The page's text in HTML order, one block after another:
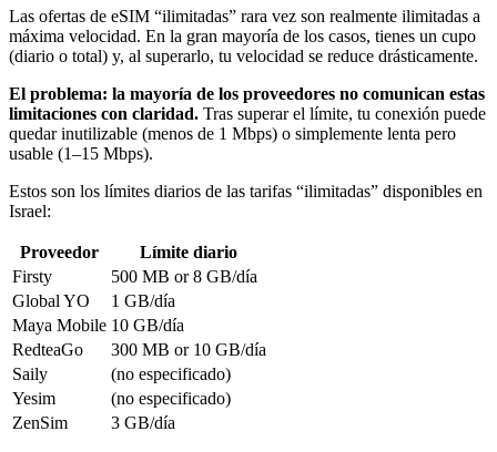
Las ofertas de eSIM “ilimitadas” rara vez son realmente ilimitadas a
máxima velocidad. En la gran mayoría de los casos, tienes un cupo
(diario o total) y, al superarlo, tu velocidad se reduce drásticamente.
El problema: la mayoría de los proveedores no comunican estas
limitaciones con claridad. Tras superar el límite, tu conexión puede
quedar inutilizable (menos de 1 Mbps) o simplemente lenta pero
usable (1–15 Mbps).
Estos son los límites diarios de las tarifas “ilimitadas” disponibles en
Israel:
Proveedor
Límite diario
Firsty
500 MB or 8 GB/día
Global YO
1 GB/día
Maya Mobile 10 GB/día
RedteaGo
300 MB or 10 GB/día
Saily
(no especificado)
Yesim
(no especificado)
ZenSim
3 GB/día